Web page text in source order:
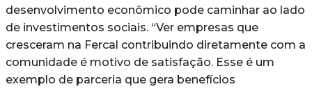
desenvolvimento econômico pode caminhar ao lado
de investimentos sociais. “Ver empresas que
cresceram na Fercal contribuindo diretamente com a
comunidade é motivo de satisfação. Esse é um
exemplo de parceria que gera benefícios